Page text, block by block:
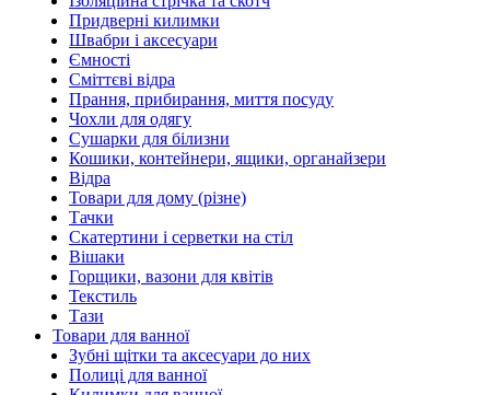
Придверні килимки
Швабри і аксесуари
Ємності
Сміттєві відра
Прання, прибирання, миття посуду
Чохли для одягу
Сушарки для білизни
Кошики, контейнери, ящики, органайзери
Відра
Товари для дому (різне)
Тачки
Скатертини і серветки на стіл
Вішаки
Горщики, вазони для квітів
Текстиль
Тази
Товари для ванної
Зубні щітки та аксесуари до них
Полиці для ванної